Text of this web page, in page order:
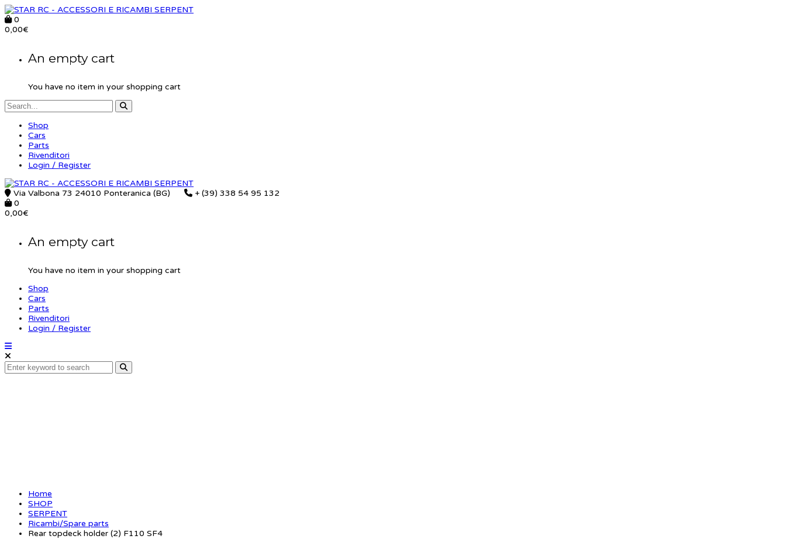
0
0,00€
An empty cart
You have no item in your shopping cart
Shop
Cars
Parts
Rivenditori
Login / Register
Via Valbona 73 24010 Ponteranica (BG)
+ (39) 338 54 95 132
0
0,00€
An empty cart
You have no item in your shopping cart
Shop
Cars
Parts
Rivenditori
Login / Register
Home
SHOP
SERPENT
Ricambi/Spare parts
Rear topdeck holder (2) F110 SF4